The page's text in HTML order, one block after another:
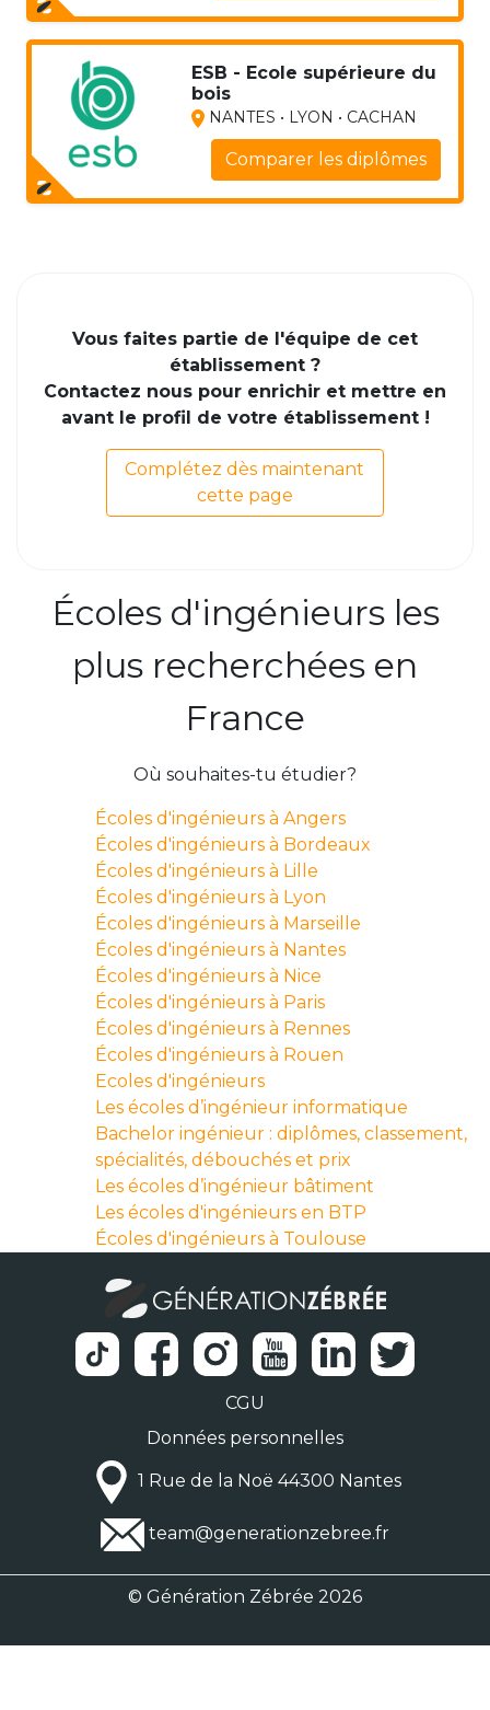
ESB - Ecole supérieure du
bois
NANTES • LYON • CACHAN
Comparer les diplômes
Vous faites partie de l'équipe de cet
établissement ?
Contactez nous pour enrichir et mettre en
avant le profil de votre établissement !
Complétez dès maintenant
cette page
Écoles d'ingénieurs les
plus recherchées en
France
Où souhaites-tu étudier?
Écoles d'ingénieurs à Angers
Écoles d'ingénieurs à Bordeaux
Écoles d'ingénieurs à Lille
Écoles d'ingénieurs à Lyon
Écoles d'ingénieurs à Marseille
Écoles d'ingénieurs à Nantes
Écoles d'ingénieurs à Nice
Écoles d'ingénieurs à Paris
Écoles d'ingénieurs à Rennes
Écoles d'ingénieurs à Rouen
Ecoles d'ingénieurs
Les écoles d’ingénieur informatique
Bachelor ingénieur : diplômes, classement,
spécialités, débouchés et prix
Les écoles d’ingénieur bâtiment
Les écoles d'ingénieurs en BTP
Écoles d'ingénieurs à Toulouse
CGU
Données personnelles
1 Rue de la Noë 44300 Nantes
team@generationzebree.fr
© Génération Zébrée 2026